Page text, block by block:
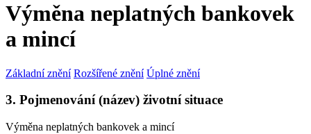
Výměna neplatných bankovek
a mincí
Základní znění Rozšířené znění Úplné znění
3. Pojmenování (název) životní situace
Výměna neplatných bankovek a mincí